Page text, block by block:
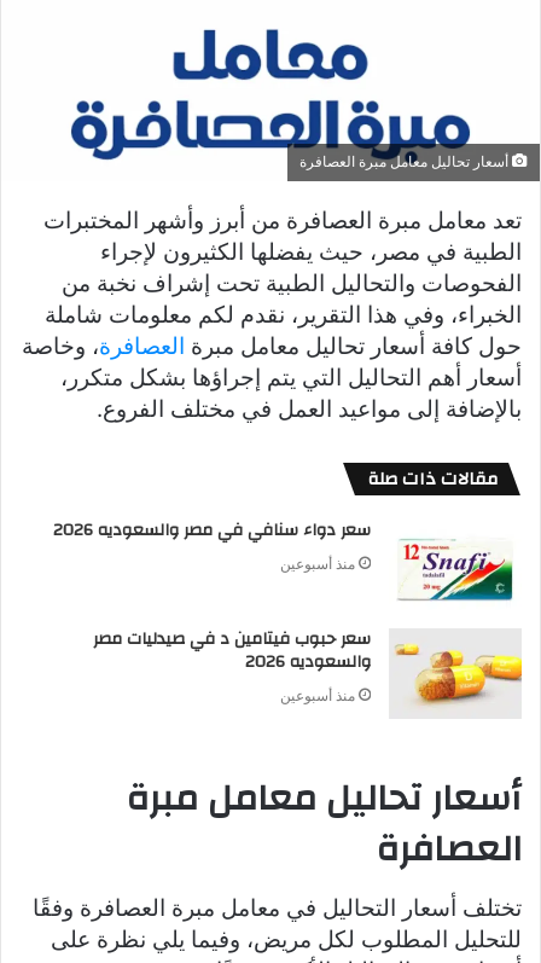
أسعار تحاليل معامل مبرة العصافرة
تعد معامل مبرة العصافرة من أبرز وأشهر المختبرات
الطبية في مصر، حيث يفضلها الكثيرون لإجراء
الفحوصات والتحاليل الطبية تحت إشراف نخبة من
الخبراء، وفي هذا التقرير، نقدم لكم معلومات شاملة
حول كافة أسعار تحاليل معامل مبرة العصافرة، وخاصة
أسعار أهم التحاليل التي يتم إجراؤها بشكل متكرر،
بالإضافة إلى مواعيد العمل في مختلف الفروع.
مقالات ذات صلة
سعر دواء سنافي في مصر والسعوديه 2026
منذ أسبوعين
سعر حبوب فيتامين د في صيدليات مصر
والسعوديه 2026
منذ أسبوعين
أسعار تحاليل معامل مبرة
العصافرة
تختلف أسعار التحاليل في معامل مبرة العصافرة وفقًا
للتحليل المطلوب لكل مريض، وفيما يلي نظرة على